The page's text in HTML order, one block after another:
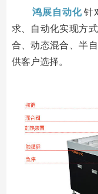
鸿展自动化针
求、自动化实现方
合、动态混合、半
供客户选择。